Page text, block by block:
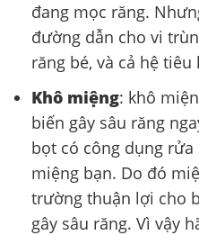
đang mọc răng.
đường dẫn cho vi
răng bé, và cả hệ
Khô miệng: khô
biến gây sâu răng
bọt có công dụng
miệng bạn. Do đó
trường thuận lợi cho
gây sâu răng. Vì vậy